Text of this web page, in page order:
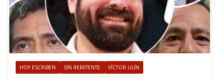
HOY ESCRIBEN SIN REMITENTE VÍCTOR ULÍN